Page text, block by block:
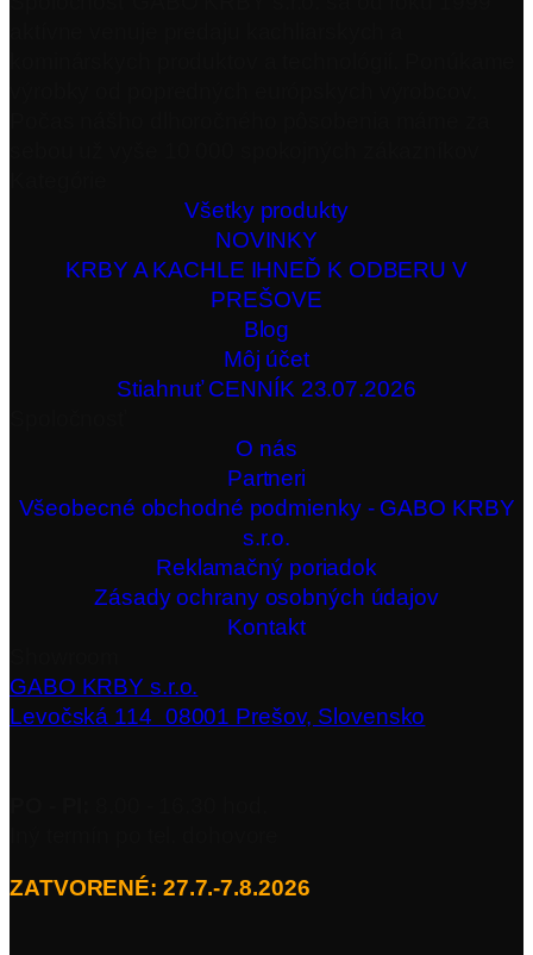
Všetky produkty
NOVINKY
KRBY A KACHLE IHNEĎ K ODBERU V
PREŠOVE
Blog
Môj účet
Stiahnuť CENNÍK 23.07.2026
O nás
Partneri
Všeobecné obchodné podmienky - GABO KRBY
s.r.o.
Reklamačný poriadok
Zásady ochrany osobných údajov
Kontakt
GABO KRBY s.r.o.
Levočská 114 08001 Prešov, Slovensko
ZATVORENÉ: 27.7.-7.8.2026